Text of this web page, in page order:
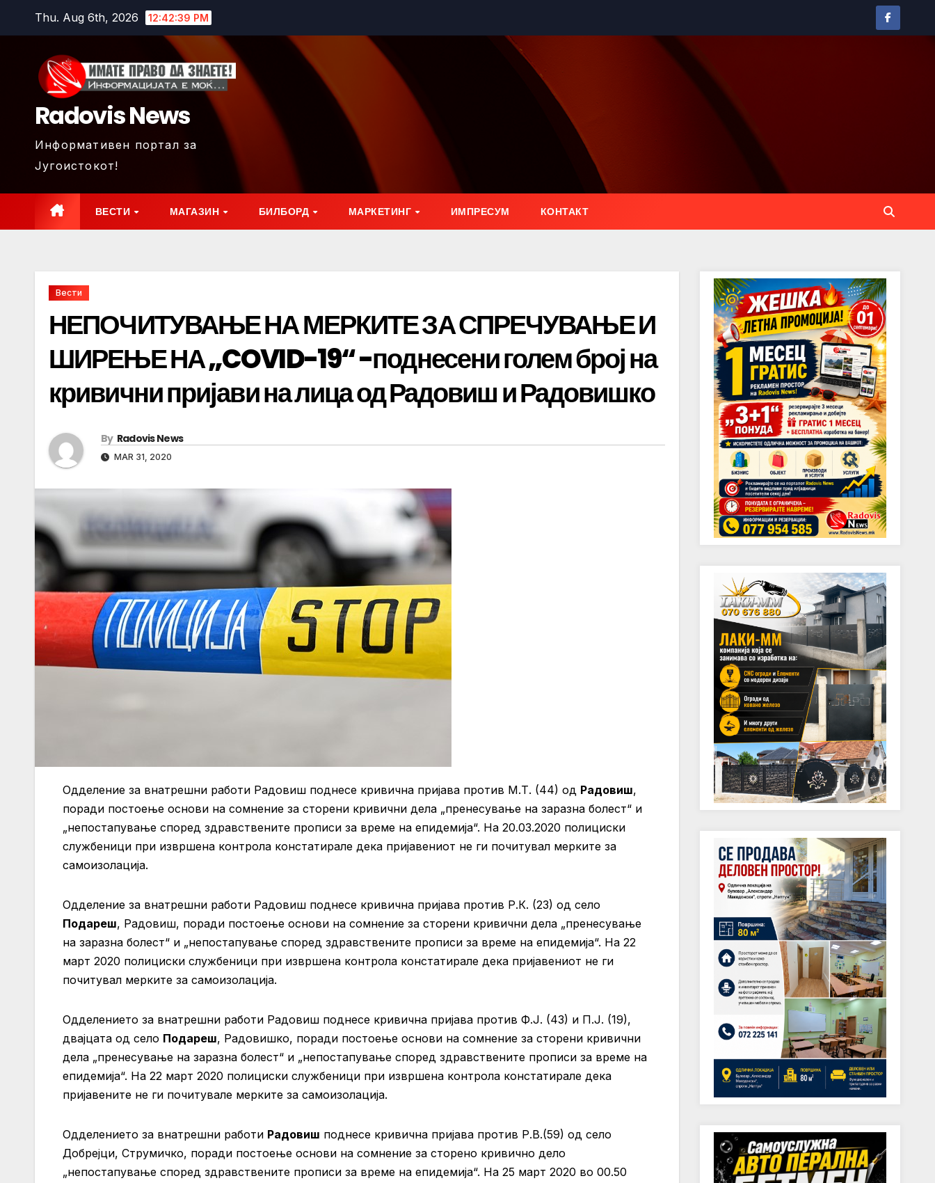
Thu. Aug 6th, 2026 12:42:40 PM
Radovis News
Информативен портал за
Југоистокот!
ВЕСТИ МАГАЗИН БИЛБОРД МАРКЕТИНГ ИМПРЕСУМ КОНТАКТ
Вести
НЕПОЧИТУВАЊЕ НА МЕРКИТЕ ЗА СПРЕЧУВАЊЕ И
ШИРЕЊЕ НА „COVID-19“ -поднесени голем број на
кривични пријави на лица од Радовиш и Радовишко
By Radovis News
MAR 31, 2020
Одделение за внатрешни работи Радовиш поднесе кривична пријава против М.Т. (44) од Радовиш,
поради постоење основи на сомнение за сторени кривични дела „пренесување на заразна болест“ и
„непостапување според здравствените прописи за време на епидемија“. На 20.03.2020 полициски
службеници при извршена контрола констатирале дека пријавениот не ги почитувал мерките за
самоизолација.
Одделение за внатрешни работи Радовиш поднесе кривична пријава против Р.К. (23) од село
Подареш, Радовиш, поради постоење основи на сомнение за сторени кривични дела „пренесување
на заразна болест“ и „непостапување според здравствените прописи за време на епидемија“. На 22
март 2020 полициски службеници при извршена контрола констатирале дека пријавениот не ги
почитувал мерките за самоизолација.
Одделението за внатрешни работи Радовиш поднесе кривична пријава против Ф.Ј. (43) и П.Ј. (19),
двајцата од село Подареш, Радовишко, поради постоење основи на сомнение за сторени кривични
дела „пренесување на заразна болест“ и „непостапување според здравствените прописи за време на
епидемија“. На 22 март 2020 полициски службеници при извршена контрола констатирале дека
пријавените не ги почитувале мерките за самоизолација.
Одделението за внатрешни работи Радовиш поднесе кривична пријава против Р.В.(59) од село
Добрејци, Струмичко, поради постоење основи на сомнение за сторено кривично дело
„непостапување според здравствените прописи за време на епидемија“. На 25 март 2020 во 00.50